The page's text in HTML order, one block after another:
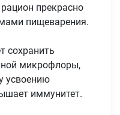
прекрасно
пищеварения.
сохранить
микрофлоры,
усвоению
иммунитет.